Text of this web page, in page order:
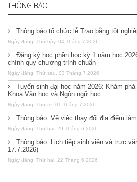
THÔNG BÁO
Thông báo tổ chức lễ Trao bằng tốt
Ngày đăng: Thứ bảy, 04 Tháng 7 2026
Đăng ký học phần học kỳ 1 năm học
chính quy chương trình chuẩn
Ngày đăng: Thứ sáu, 03 Tháng 7 2026
Tuyển sinh đại học năm 2026: Khám
Khoa Văn học và Ngôn ngữ học
Ngày đăng: Thứ tư, 01 Tháng 7 2026
Thông báo: Về việc thay đổi địa điểm
Ngày đăng: Thứ hai, 29 Tháng 6 2026
Thông báo: Lịch tiếp sinh viên và trực
17.7.2026)
Ngày đăng: Thứ hai, 22 Tháng 6 2026